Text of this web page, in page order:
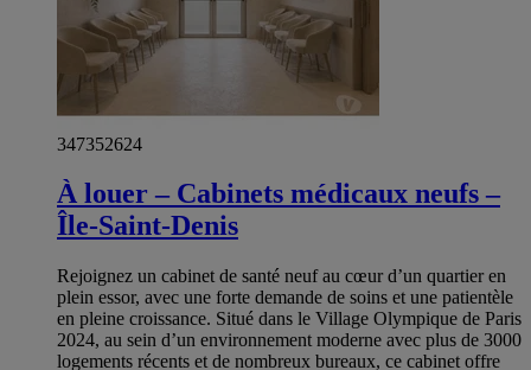
347352624
À louer – Cabinets médicaux neufs –
Île-Saint-Denis
Rejoignez un cabinet de santé neuf au cœur d’un quartier en
plein essor, avec une forte demande de soins et une patientèle
en pleine croissance. Situé dans le Village Olympique de Paris
2024, au sein d’un environnement moderne avec plus de 3000
logements récents et de nombreux bureaux, ce cabinet offre